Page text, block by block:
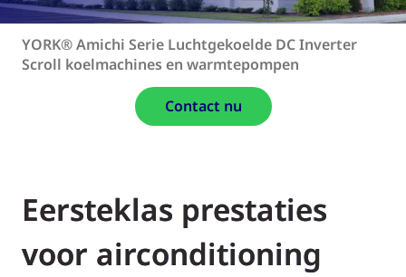
YORK® Amichi Serie Luchtgekoelde DC Inverter
Scroll koelmachines en warmtepompen
Contact nu
Eersteklas prestaties
voor airconditioning